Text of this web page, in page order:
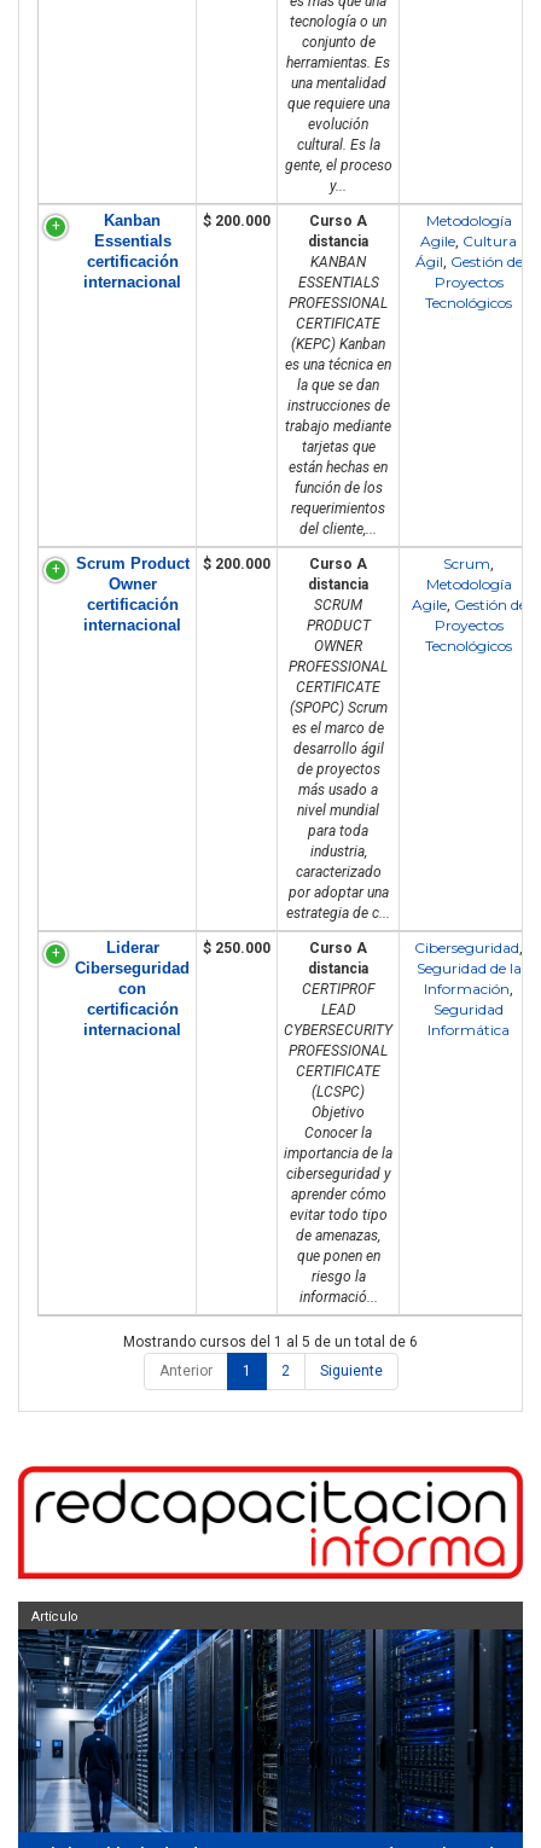
tecnología o un
conjunto de
herramientas. Es
una mentalidad
que requiere una
evolución
cultural. Es la
gente, el proceso
y...
Kanban
Essentials
certificación
internacional
$ 200.000
Curso A
distancia
KANBAN
ESSENTIALS
PROFESSIONAL
CERTIFICATE
(KEPC) Kanban
es una técnica en
la que se dan
instrucciones de
trabajo mediante
tarjetas que
están hechas en
función de los
requerimientos
del cliente,...
Metodología
Agile, Cultura
Ágil, Gestión de
Proyectos
Tecnológicos
Scrum Product
Owner
certificación
internacional
$ 200.000
Curso A
distancia
SCRUM
PRODUCT
OWNER
PROFESSIONAL
CERTIFICATE
(SPOPC) Scrum
es el marco de
desarrollo ágil
de proyectos
más usado a
nivel mundial
para toda
industria,
caracterizado
por adoptar una
estrategia de c...
Scrum,
Metodología
Agile, Gestión de
Proyectos
Tecnológicos
Liderar
Ciberseguridad
con
certificación
internacional
$ 250.000
Curso A
distancia
CERTIPROF
LEAD
CYBERSECURITY
PROFESSIONAL
CERTIFICATE
(LCSPC)
Objetivo
Conocer la
importancia de la
ciberseguridad y
aprender cómo
evitar todo tipo
de amenazas,
que ponen en
riesgo la
informació...
Ciberseguridad,
Seguridad de la
Información,
Seguridad
Informática
Mostrando cursos del 1 al 5 de un total de 6
Anterior
1 2 Siguiente
Artículo